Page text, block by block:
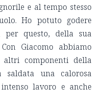
e al tempo stesso
Ho potuto godere
per questo, della sua
Giacomo abbiamo
altri componenti della
saldata una calorosa
lavoro e anche